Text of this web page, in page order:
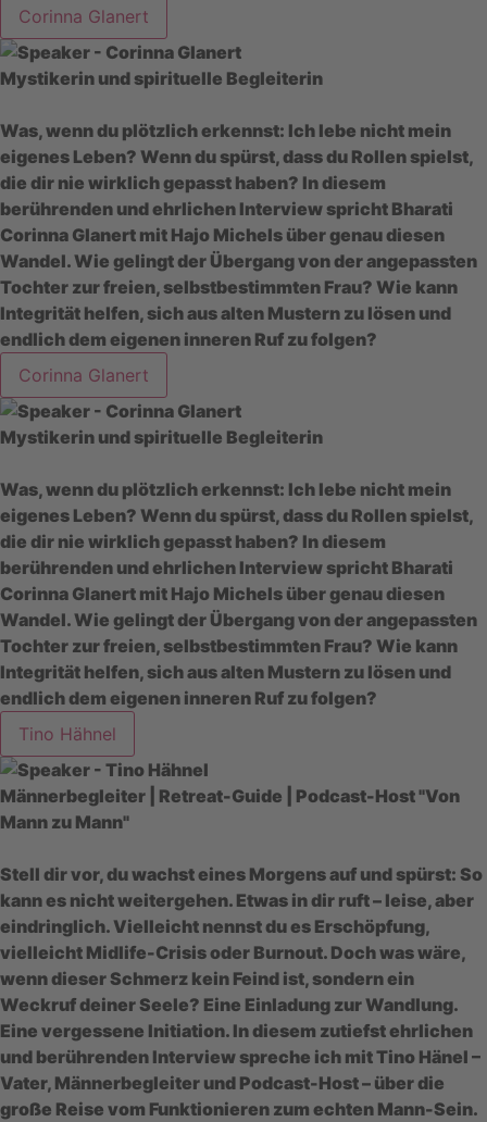
Corinna Glanert
Mystikerin und spirituelle Begleiterin
Was, wenn du plötzlich erkennst: Ich lebe nicht mein
eigenes Leben? Wenn du spürst, dass du Rollen spielst,
die dir nie wirklich gepasst haben? In diesem
berührenden und ehrlichen Interview spricht Bharati
Corinna Glanert mit Hajo Michels über genau diesen
Wandel. Wie gelingt der Übergang von der angepassten
Tochter zur freien, selbstbestimmten Frau? Wie kann
Integrität helfen, sich aus alten Mustern zu lösen und
endlich dem eigenen inneren Ruf zu folgen?
Corinna Glanert
Mystikerin und spirituelle Begleiterin
Was, wenn du plötzlich erkennst: Ich lebe nicht mein
eigenes Leben? Wenn du spürst, dass du Rollen spielst,
die dir nie wirklich gepasst haben? In diesem
berührenden und ehrlichen Interview spricht Bharati
Corinna Glanert mit Hajo Michels über genau diesen
Wandel. Wie gelingt der Übergang von der angepassten
Tochter zur freien, selbstbestimmten Frau? Wie kann
Integrität helfen, sich aus alten Mustern zu lösen und
endlich dem eigenen inneren Ruf zu folgen?
Tino Hähnel
Männerbegleiter | Retreat-Guide | Podcast-Host "Von
Mann zu Mann"
Stell dir vor, du wachst eines Morgens auf und spürst: So
kann es nicht weitergehen. Etwas in dir ruft – leise, aber
eindringlich. Vielleicht nennst du es Erschöpfung,
vielleicht Midlife-Crisis oder Burnout. Doch was wäre,
wenn dieser Schmerz kein Feind ist, sondern ein
Weckruf deiner Seele? Eine Einladung zur Wandlung.
Eine vergessene Initiation. In diesem zutiefst ehrlichen
und berührenden Interview spreche ich mit Tino Hänel –
Vater, Männerbegleiter und Podcast-Host – über die
große Reise vom Funktionieren zum echten Mann-Sein.